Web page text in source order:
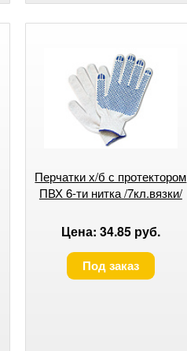
Перчатки х/б с протектором
ПВХ 6-ти нитка /7кл.вязки/
Цена: 34.85 руб.
Под заказ